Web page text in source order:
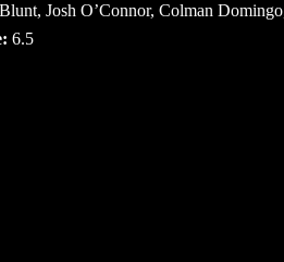
Josh O’Connor, Colman
6.5